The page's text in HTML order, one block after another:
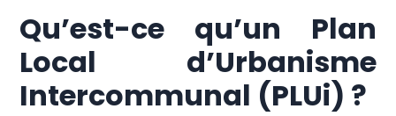
Qu’est-ce qu’un Plan
Local d’Urbanisme
Intercommunal (PLUi) ?